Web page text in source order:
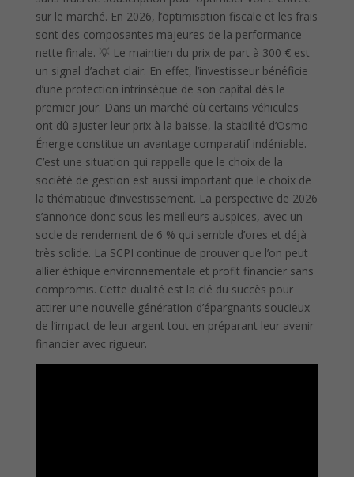
sur le marché. En 2026, l’optimisation fiscale et les frais
sont des composantes majeures de la performance
nette finale. 💡 Le maintien du prix de part à 300 € est
un signal d’achat clair. En effet, l’investisseur bénéficie
d’une protection intrinsèque de son capital dès le
premier jour. Dans un marché où certains véhicules
ont dû ajuster leur prix à la baisse, la stabilité d’Osmo
Énergie constitue un avantage comparatif indéniable.
C’est une situation qui rappelle que le choix de la
société de gestion est aussi important que le choix de
la thématique d’investissement. La perspective de 2026
s’annonce donc sous les meilleurs auspices, avec un
socle de rendement de 6 % qui semble d’ores et déjà
très solide. La SCPI continue de prouver que l’on peut
allier éthique environnementale et profit financier sans
compromis. Cette dualité est la clé du succès pour
attirer une nouvelle génération d’épargnants soucieux
de l’impact de leur argent tout en préparant leur avenir
financier avec rigueur.